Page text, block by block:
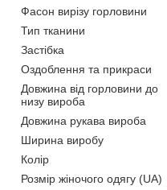
Фасон вирізу горловини
Тип тканини
Застібка
Оздоблення та прикраси
Довжина від горловини до
низу вироба
Довжина рукава вироба
Ширина виробу
Колір
Розмір жіночого одягу (UA)